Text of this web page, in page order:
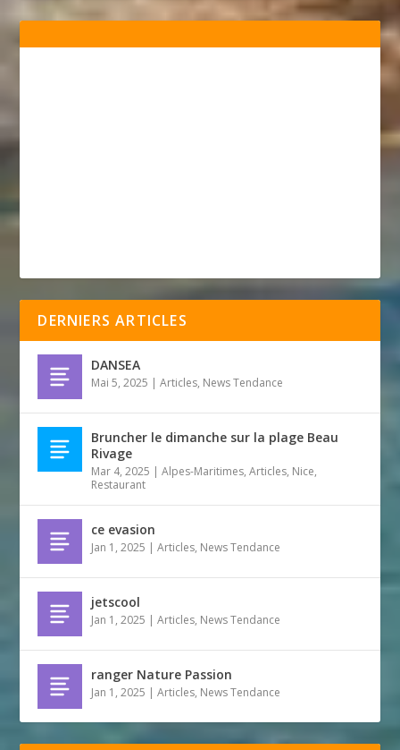
DERNIERS ARTICLES
DANSEA
Mai 5, 2025 |Articles, News Tendance
Bruncher le dimanche sur la plage Beau
Rivage
Mar 4, 2025 |Alpes-Maritimes,Articles, Nice,
Restaurant
ce evasion
Jan 1, 2025 |Articles, News Tendance
jetscool
Jan 1, 2025 |Articles, News Tendance
ranger Nature Passion
Jan 1, 2025 |Articles, News Tendance